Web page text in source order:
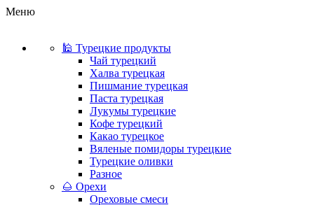
Меню
🕌 Турецкие продукты
Чай турецкий
Халва турецкая
Пишмание турецкая
Паста турецкая
Лукумы турецкие
Кофе турецкий
Какао турецкое
Вяленые помидоры турецкие
Турецкие оливки
Разное
🌰 Орехи
Ореховые смеси